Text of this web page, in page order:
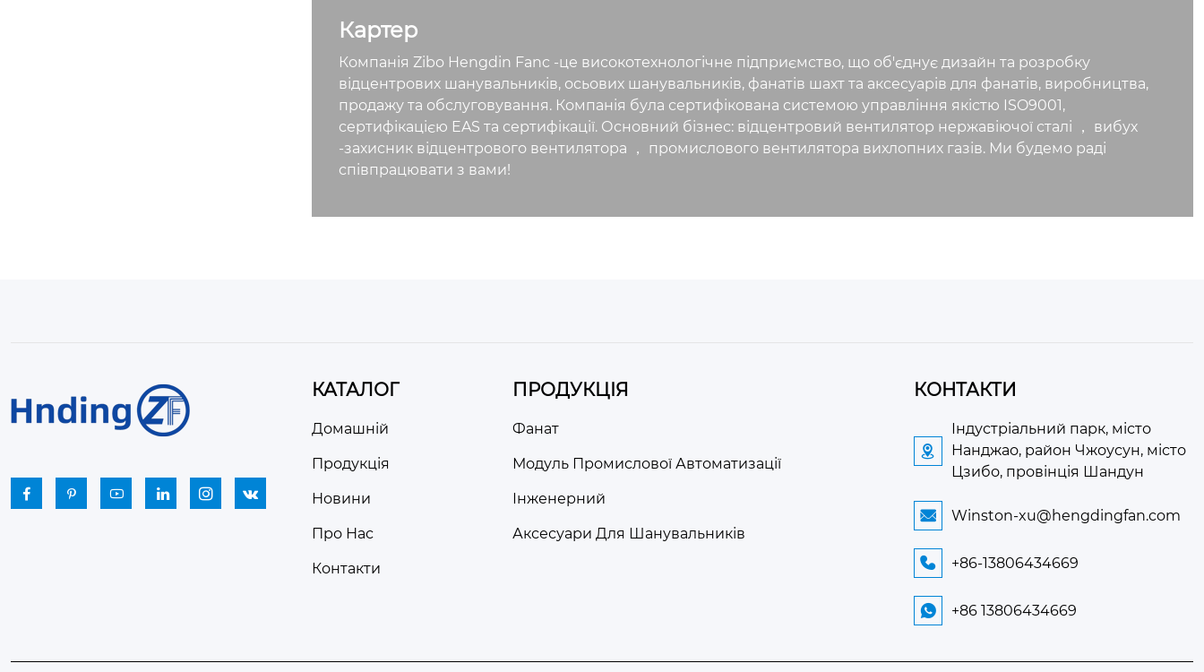
Картер
Компанія Zibo Hengdin Fanc -це високотехнологічне підприємство, що об'єднує дизайн та розробку
відцентрових шанувальників, осьових шанувальників, фанатів шахт та аксесуарів для фанатів, виробництва,
продажу та обслуговування. Компанія була сертифікована системою управління якістю ISO9001,
сертифікацією EAS та сертифікації. Основний бізнес: відцентровий вентилятор нержавіючої сталі ， вибух
-захисник відцентрового вентилятора ， промислового вентилятора вихлопних газів. Ми будемо раді
співпрацювати з вами!
     
КАТАЛОГ
Домашній
Продукція
Новини
Про Нас
Контакти
ПРОДУКЦІЯ
Фанат
Модуль Промислової Автоматизації
Інженерний
Аксесуари Для Шанувальників
КОНТАКТИ

Індустріальний парк, місто
Нанджао, район Чжоусун, місто
Цзибо, провінція Шандун
 Winston-xu@hengdingfan.com
 +86-13806434669
 +86 13806434669